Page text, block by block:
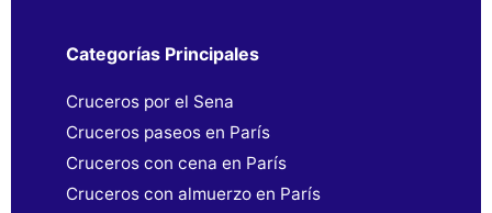
Categorías Principales
Cruceros por el Sena
Cruceros paseos en París
Cruceros con cena en París
Cruceros con almuerzo en París